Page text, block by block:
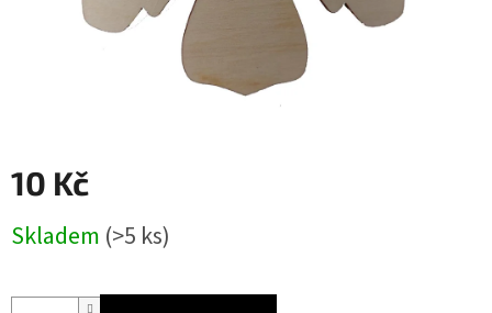
10 Kč
cena:
Skladem (>5 ks)